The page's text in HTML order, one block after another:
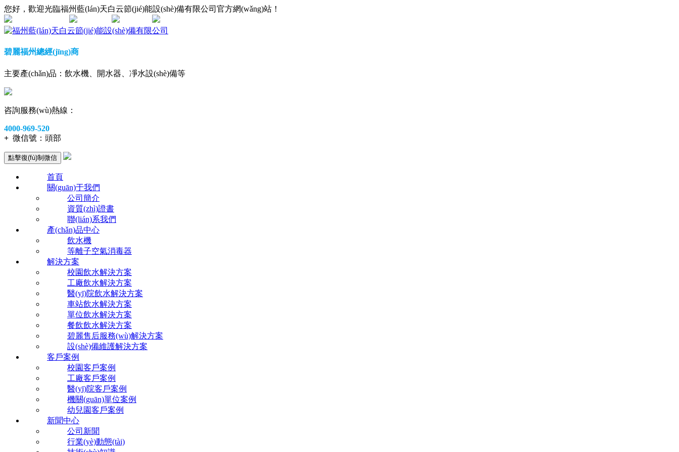
您好，歡迎光臨福州藍(lán)天白云節(jié)能設(shè)備有限公司官方網(wǎng)站！
碧麗福州總經(jīng)商
主要產(chǎn)品：飲水機、開水器、凈水設(shè)備等
咨詢服務(wù)熱線：
4000-969-520
+ 微信號： 頭部
點擊復(fù)制微信
首頁
關(guān)于我們
公司簡介
資質(zhì)證書
聯(lián)系我們
產(chǎn)品中心
飲水機
等離子空氣消毒器
解決方案
校園飲水解決方案
工廠飲水解決方案
醫(yī)院飲水解決方案
車站飲水解決方案
單位飲水解決方案
餐飲飲水解決方案
碧麗售后服務(wù)解決方案
設(shè)備維護解決方案
客戶案例
校園客戶案例
工廠客戶案例
醫(yī)院客戶案例
機關(guān)單位案例
幼兒園客戶案例
新聞中心
公司新聞
行業(yè)動態(tài)